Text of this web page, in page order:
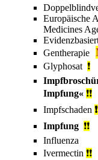
Europäische
Medicines
Gentherapie
Glyphosat ❗
Impfung« ❗❗
Impfschaden
Impfung ❗❗
Influenza
Ivermectin ❗❗